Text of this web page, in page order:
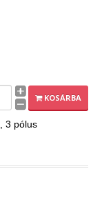
KOSÁRBA
3 pólus